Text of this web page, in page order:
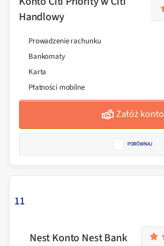
Handlowy
Prowadzenie rachunku
Bankomaty
Karta
Płatności mobilne
Załóż konto
PORÓWNAJ
11
Nest Konto Nest Bank